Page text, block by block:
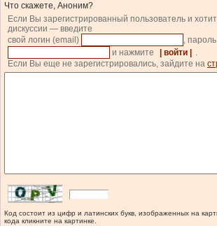
Что скажете, Аноним?
Если Вы зарегистрированный пользователь и
дискуссии — введите
свой логин (email)
, пароль
и нажмите
| войти |
.
Если Вы еще не зарегистрировались, зайдите на
Код состоит из цифр и латинских букв, изображенных на
кода кликните на картинке.